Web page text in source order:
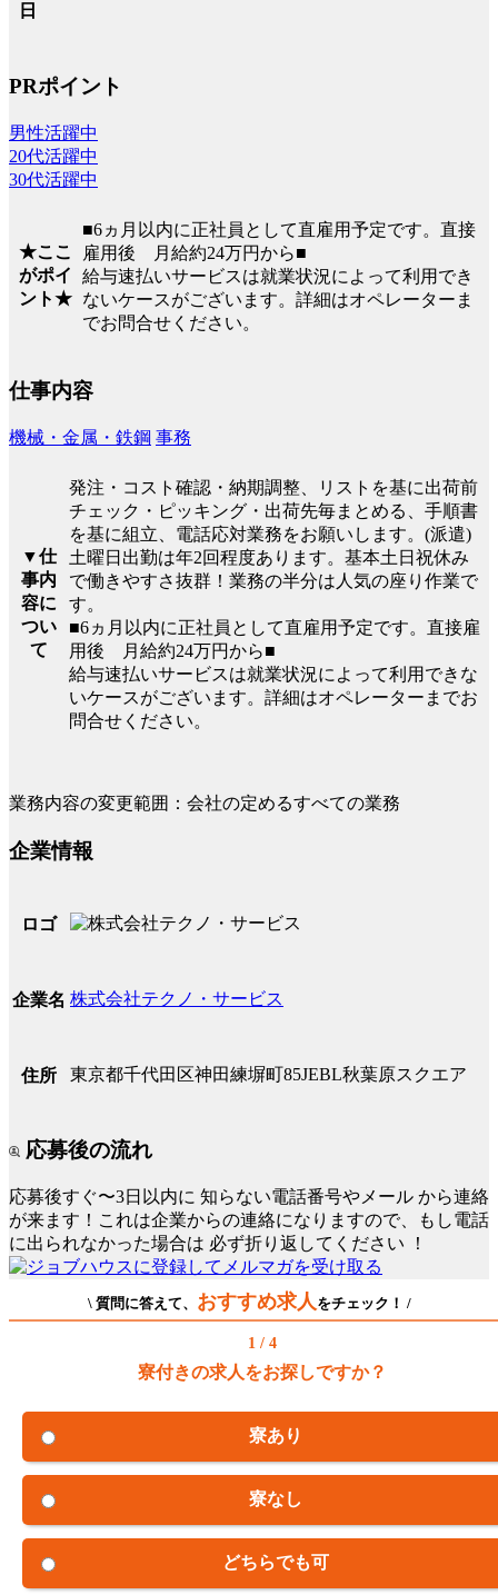
日
PRポイント
男性活躍中
20代活躍中
30代活躍中
★ここ
がポイ
ント★
■6ヵ月以内に正社員として直雇用予定です。直接
雇用後 月給約24万円から■
給与速払いサービスは就業状況によって利用でき
ないケースがございます。詳細はオペレーターま
でお問合せください。
仕事内容
機械・金属・鉄鋼 事務
▼仕
事内
容に
つい
て
発注・コスト確認・納期調整、リストを基に出荷前
チェック・ピッキング・出荷先毎まとめる、手順書
を基に組立、電話応対業務をお願いします。(派遣)
土曜日出勤は年2回程度あります。基本土日祝休み
で働きやすさ抜群！業務の半分は人気の座り作業で
す。
■6ヵ月以内に正社員として直雇用予定です。直接雇
用後 月給約24万円から■
給与速払いサービスは就業状況によって利用できな
いケースがございます。詳細はオペレーターまでお
問合せください。
業務内容の変更範囲：会社の定めるすべての業務
企業情報
ロゴ
企業名 株式会社テクノ・サービス
住所 東京都千代田区神田練塀町85JEBL秋葉原スクエア
応募後の流れ
応募後すぐ〜3日以内に 知らない電話番号やメール から連絡
が来ます！これは企業からの連絡になりますので、もし電話
に出られなかった場合は 必ず折り返してください ！
\ 質問に答えて、 おすすめ求人 をチェック！ /
1 / 4
寮付きの求人をお探しですか？
寮あり
寮なし
どちらでも可